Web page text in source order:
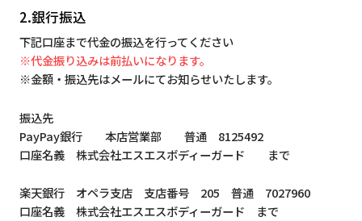
2.銀行振込
下記口座まで代金の振込を行ってください
※代金振り込みは前払いになります。
※金額・振込先はメールにてお知らせいたします。
振込先
PayPay銀行 本店営業部 普通 8125492
口座名義 株式会社エスエスボディーガード まで
楽天銀行 オペラ支店 支店番号 205 普通 7027960
口座名義 株式会社エスエスボディーガード まで